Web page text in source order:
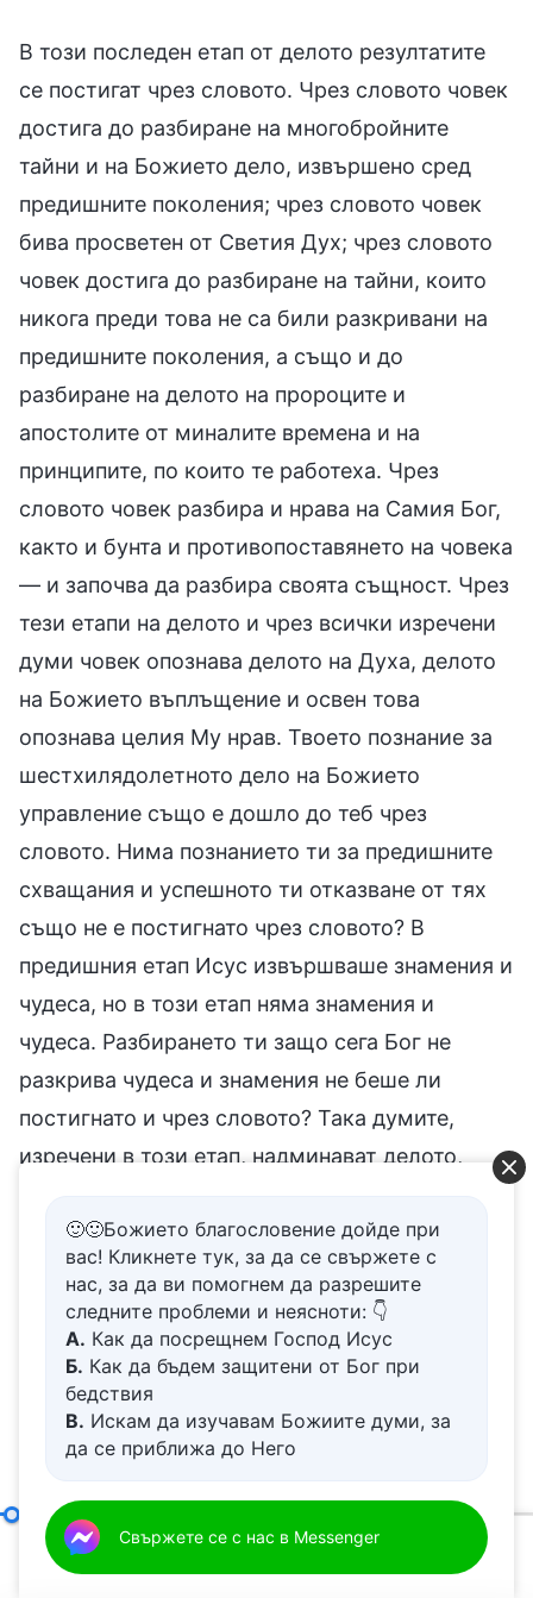
В този последен етап от делото резултатите
се постигат чрез словото. Чрез словото човек
достига до разбиране на многобройните
тайни и на Божието дело, извършено сред
предишните поколения; чрез словото човек
бива просветен от Светия Дух; чрез словото
човек достига до разбиране на тайни, които
никога преди това не са били разкривани на
предишните поколения, а също и до
разбиране на делото на пророците и
апостолите от миналите времена и на
принципите, по които те работеха. Чрез
словото човек разбира и нрава на Самия Бог,
както и бунта и противопоставянето на човека
— и започва да разбира своята същност. Чрез
тези етапи на делото и чрез всички изречени
думи човек опознава делото на Духа, делото
на Божието въплъщение и освен това
опознава целия Му нрав. Твоето познание за
шестхилядолетното дело на Божието
управление също е дошло до теб чрез
словото. Нима познанието ти за предишните
схващания и успешното ти отказване от тях
също не е постигнато чрез словото? В
предишния етап Исус извършваше знамения и
чудеса, но в този етап няма знамения и
чудеса. Разбирането ти защо сега Бог не
разкрива чудеса и знамения не беше ли
постигнато и чрез словото? Така думите,
изречени в този етап, надминават делото,
предишните поколения. Дори пророчествата,
дадени от пророците, не биха могли да
постигнат такива резултати. Пророците
просто изричаха пророчества; те говореха за
това, което ще се случи в бъдеще, но не и за
делото, което Бог искаше да извърши по това
време. Те не говореха, за да направляват
хората в живота им, да дават на човека
истини или да му разкриват тайни, и със
сигурност не говореха, за да дават живот. В
🙂🙂Божието благословение дойде при
вас! Кликнете тук, за да се свържете с
нас, за да ви помогнем да разрешите
следните проблеми и неясноти: 👇
А. Как да посрещнем Господ Исус
Б. Как да бъдем защитени от Бог при
бедствия
В. Искам да изучавам Божиите думи, за
да се приближа до Него
живот
Д.Имам молба за молитва
Свържете се с нас в Messenger
Тайната на въплъщението (4)Втора част